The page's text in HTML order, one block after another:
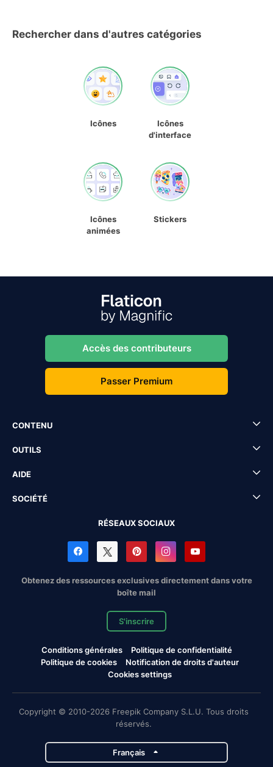
Rechercher dans d'autres catégories
Icônes
Icônes
d'interface
Icônes
animées
Stickers
Accès des contributeurs
Passer Premium
CONTENU
OUTILS
AIDE
SOCIÉTÉ
RÉSEAUX SOCIAUX
Obtenez des ressources exclusives directement dans votre
boîte mail
S'inscrire
Conditions générales
Politique de confidentialité
Politique de cookies
Notification de droits d'auteur
Cookies settings
Copyright © 2010-2026 Freepik Company S.L.U. Tous droits
réservés.
Français